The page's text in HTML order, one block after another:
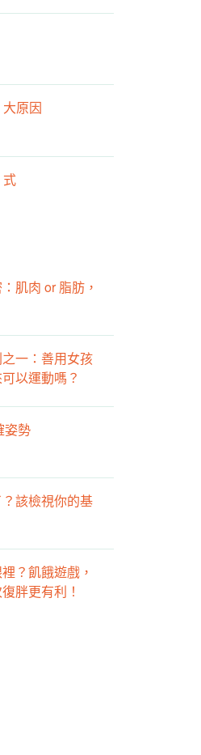
原因
式
肌肉 or 脂肪，
一：善用女孩
以運動嗎？
姿勢
該檢視你的基
？飢餓遊戲，
胖更有利！